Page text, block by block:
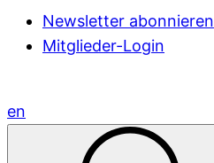
Newsletter abonnieren
Mitglieder-Login
en